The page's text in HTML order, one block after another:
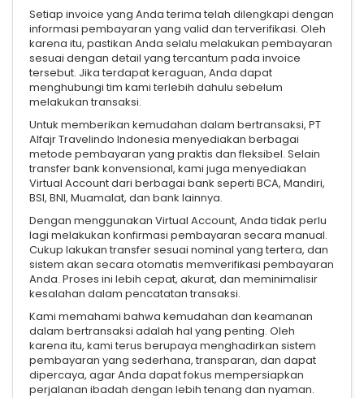
Setiap invoice yang Anda terima telah dilengkapi dengan
informasi pembayaran yang valid dan terverifikasi. Oleh
karena itu, pastikan Anda selalu melakukan pembayaran
sesuai dengan detail yang tercantum pada invoice
tersebut. Jika terdapat keraguan, Anda dapat
menghubungi tim kami terlebih dahulu sebelum
melakukan transaksi.
Untuk memberikan kemudahan dalam bertransaksi, PT
Alfajr Travelindo Indonesia menyediakan berbagai
metode pembayaran yang praktis dan fleksibel. Selain
transfer bank konvensional, kami juga menyediakan
Virtual Account dari berbagai bank seperti BCA, Mandiri,
BSI, BNI, Muamalat, dan bank lainnya.
Dengan menggunakan Virtual Account, Anda tidak perlu
lagi melakukan konfirmasi pembayaran secara manual.
Cukup lakukan transfer sesuai nominal yang tertera, dan
sistem akan secara otomatis memverifikasi pembayaran
Anda. Proses ini lebih cepat, akurat, dan meminimalisir
kesalahan dalam pencatatan transaksi.
Kami memahami bahwa kemudahan dan keamanan
dalam bertransaksi adalah hal yang penting. Oleh
karena itu, kami terus berupaya menghadirkan sistem
pembayaran yang sederhana, transparan, dan dapat
dipercaya, agar Anda dapat fokus mempersiapkan
perjalanan ibadah dengan lebih tenang dan nyaman.